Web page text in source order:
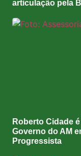
articulação pela
Roberto Cidade
Governo do AM
Progressista